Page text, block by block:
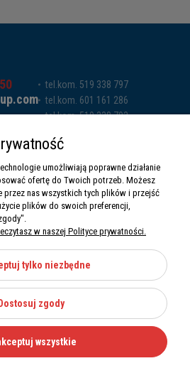
sp. k.
tel.kom. 519 338 797
tel.kom. 601 161 286
tel.kom. 519 338 793
umożliwiają poprawne działanie
ofertę do Twoich potrzeb. Możesz
przez nas wszystkich tych plików i przejść
plików do swoich preferencji,
w naszej Polityce prywatności.
tylko niezbędne
Dostosuj zgody
wszystkie